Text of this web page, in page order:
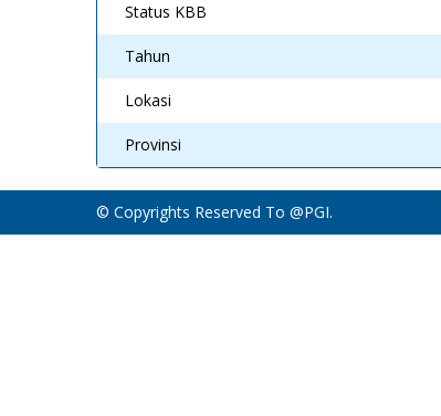
Status KBB
Tahun
Lokasi
Provinsi
© Copyrights Reserved To @PGI.